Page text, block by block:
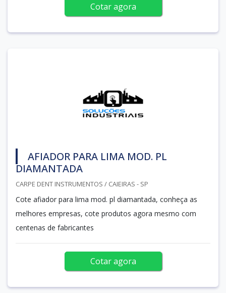
Cotar agora
AFIADOR PARA LIMA MOD. PL
DIAMANTADA
CARPE DENT INSTRUMENTOS / CAIEIRAS - SP
Cote afiador para lima mod. pl diamantada, conheça as
melhores empresas, cote produtos agora mesmo com
centenas de fabricantes
Cotar agora